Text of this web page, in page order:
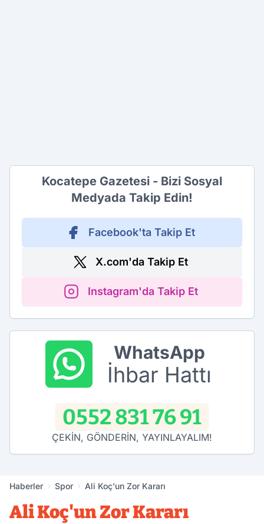
Kocatepe Gazetesi - Bizi Sosyal
Medyada Takip Edin!
Facebook'ta Takip Et
X.com'da Takip Et
Instagram'da Takip Et
WhatsApp
İhbar Hattı
0552 831 76 91
ÇEKİN, GÖNDERİN, YAYINLAYALIM!
Haberler Spor Ali Koç'un Zor Kararı
Ali Koç'un Zor Kararı